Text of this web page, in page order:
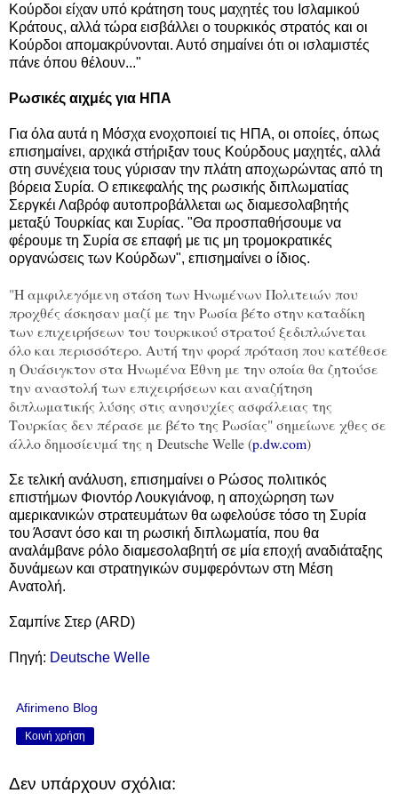
Κούρδοι είχαν υπό κράτηση τους μαχητές του Ισλαμικού
Κράτους, αλλά τώρα εισβάλλει ο τουρκικός στρατός και οι
Κούρδοι απομακρύνονται. Αυτό σημαίνει ότι οι ισλαμιστές
πάνε όπου θέλουν..."
Ρωσικές αιχμές για ΗΠΑ
Για όλα αυτά η Μόσχα ενοχοποιεί τις ΗΠΑ, οι οποίες, όπως
επισημαίνει, αρχικά στήριξαν τους Κούρδους μαχητές, αλλά
στη συνέχεια τους γύρισαν την πλάτη αποχωρώντας από τη
βόρεια Συρία. Ο επικεφαλής της ρωσικής διπλωματίας
Σεργκέι Λαβρόφ αυτοπροβάλλεται ως διαμεσολαβητής
μεταξύ Τουρκίας και Συρίας. "Θα προσπαθήσουμε να
φέρουμε τη Συρία σε επαφή με τις μη τρομοκρατικές
οργανώσεις των Κούρδων", επισημαίνει ο ίδιος.
"Η αμφιλεγόμενη στάση των Ηνωμένων Πολιτειών που
προχθές άσκησαν μαζί με την Ρωσία βέτο στην καταδίκη
των επιχειρήσεων του τουρκικού στρατού ξεδιπλώνεται
όλο και περισσότερο. Αυτή την φορά πρόταση που κατέθεσε
η Ουάσιγκτον στα Ηνωμένα Έθνη με την οποία θα ζητούσε
την αναστολή των επιχειρήσεων και αναζήτηση
διπλωματικής λύσης στις ανησυχίες ασφάλειας της
Τουρκίας δεν πέρασε με βέτο της Ρωσίας" σημείωνε χθες σε
άλλο δημοσίευμά της η Deutsche Welle (p.dw.com)
Σε τελική ανάλυση, επισημαίνει ο Ρώσος πολιτικός
επιστήμων Φιοντόρ Λουκγιάνοφ, η αποχώρηση των
αμερικανικών στρατευμάτων θα ωφελούσε τόσο τη Συρία
του Άσαντ όσο και τη ρωσική διπλωματία, που θα
αναλάμβανε ρόλο διαμεσολαβητή σε μία εποχή αναδιάταξης
δυνάμεων και στρατηγικών συμφερόντων στη Μέση
Ανατολή.
Σαμπίνε Στερ (ARD)
Πηγή: Deutsche Welle
Afirimeno Blog
Κοινή χρήση
Δεν υπάρχουν σχόλια: